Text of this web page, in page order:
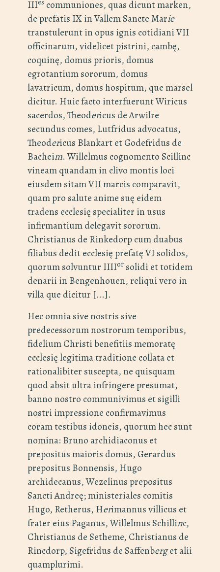
IIIes communiones, quas dicunt marken,
de prefatis IX in Vallem Sancte Marie
transtulerunt in opus ignis cotidiani VII
officinarum, videlicet pistrini, cambę,
coquinę, domus prioris, domus
egrotantium sororum, domus
lavatricum, domus hospitum, que marsel
dicitur. Huic facto interfuerunt Wiricus
sacerdos, Theodericus de Arwilre
secundus comes, Lutfridus advocatus,
Theodericus Blankart et Godefridus de
Bacheim. Willelmus cognomento Scillinc
vineam quandam in clivo montis loci
eiusdem sitam VII marcis comparavit,
quam pro salute anime suę eidem
tradens ecclesię specialiter in usus
infirmantium delegavit sororum.
Christianus de Rinkedorp cum duabus
filiabus dedit ecclesię prefatę VI solidos,
quorum solvuntur IIIIor solidi et totidem
denarii in Bengenhouen, reliqui vero in
villa que dicitur [...].
Hec omnia sive nostris sive
predecessorum nostrorum temporibus,
fidelium Christi benefitiis memoratę
ecclesię legitima traditione collata et
rationalibiter suscepta, ne quisquam
quod absit ultra infringere presumat,
banno nostro communivimus et sigilli
nostri impressione confirmavimus
coram testibus idoneis, quorum hec sunt
nomina: Bruno archidiaconus et
prepositus maioris domus, Gerardus
prepositus Bonnensis, Hugo
archidecanus, Wezelinus prepositus
Sancti Andreę; ministeriales comitis
Hugo, Retherus, Herimannus villicus et
frater eius Paganus, Willelmus Schillinc,
Christianus de Setheme, Christianus de
Rincdorp, Sigefridus de Saffenberget alii
quamplurimi.